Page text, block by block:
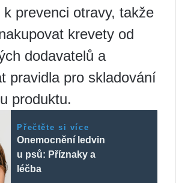
prevenci otravy, takže
krevety od
dodavatelů a
pravidla pro skladování
produktu.
Přečtěte si více
Onemocnění ledvin
u psů: Příznaky a
léčba